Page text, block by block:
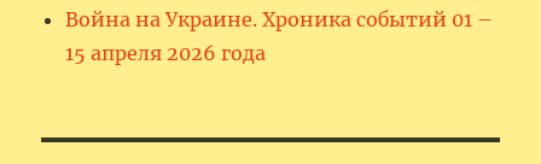
Война на Украине. Хроника событий 01 –
15 апреля 2026 года